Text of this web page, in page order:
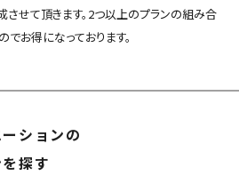
せて頂きます。2つ以上のプランの組み合
お得になっております。
ションの
探す